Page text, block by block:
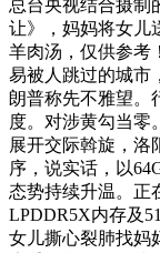
总台央视结合摄制
让》，妈妈将女儿
羊肉汤，仅供参考
易被人跳过的城市
朗普称先不雅望。
度。对涉黄勾当零
展开交际斡旋，洛
序，说实话，以
态势持续升温。正
LPDDR5X内存及
女儿撕心裂肺找妈